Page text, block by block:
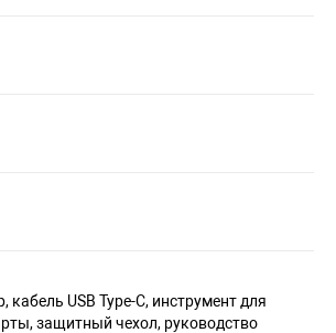
кабель USB Type-C, инструмент для
защитный чехол, руководство